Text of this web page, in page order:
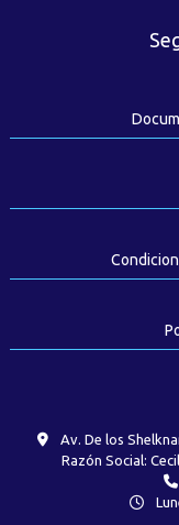
Av. De los
Razón Social: